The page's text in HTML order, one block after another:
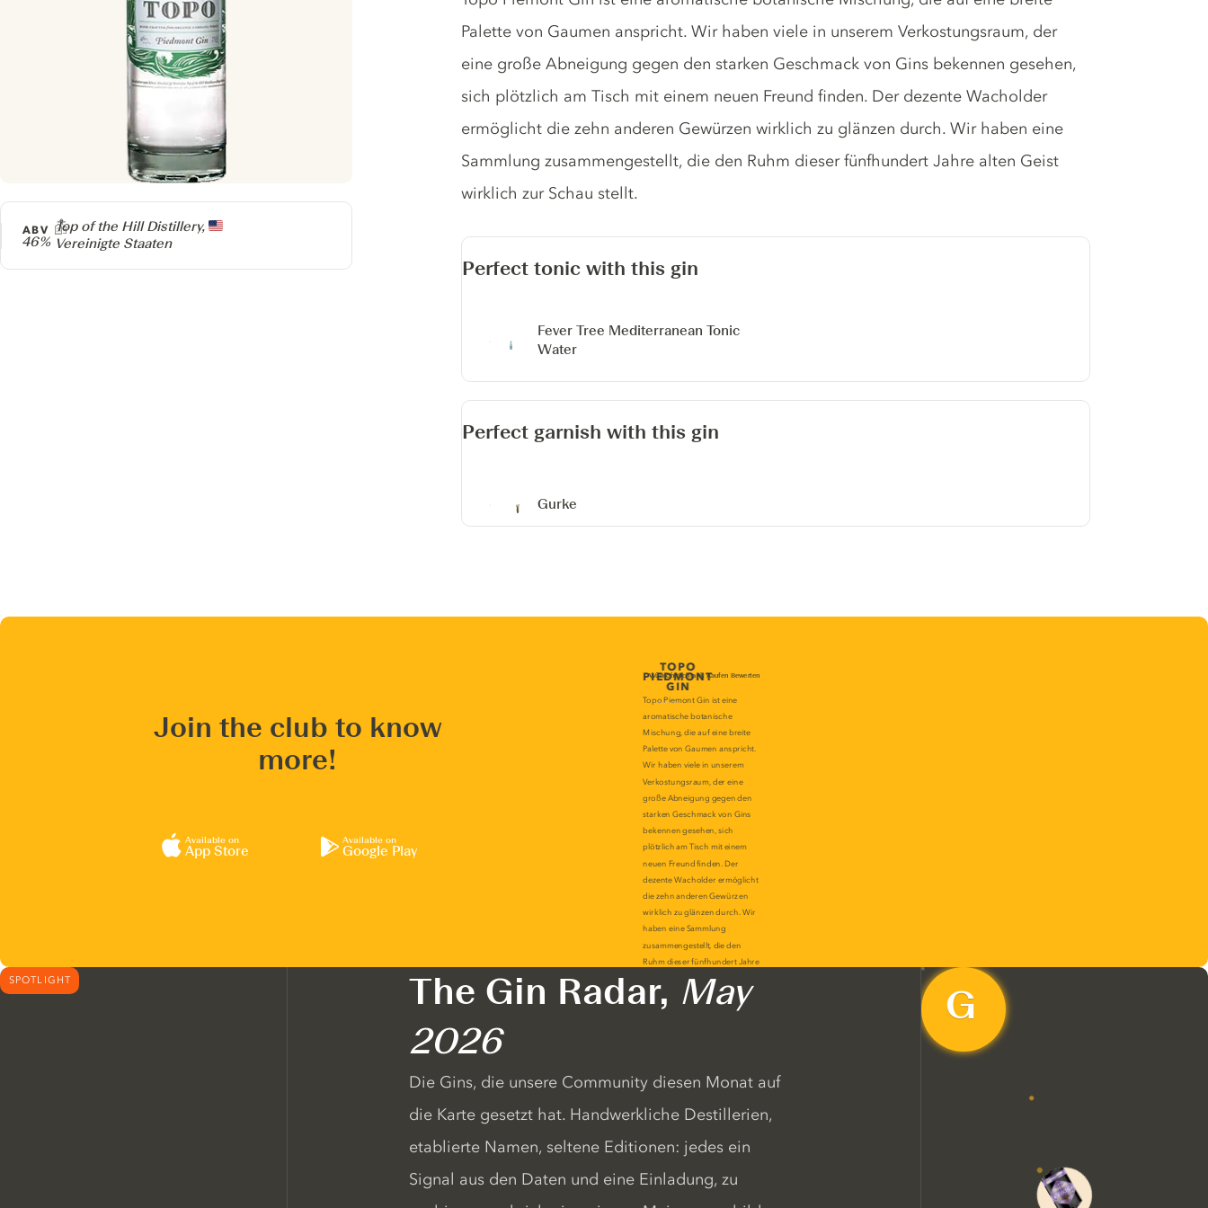
Producer
Top of the Hill Distillery,
Vereinigte Staaten
ABV
46%
Palette von Gaumen anspricht. Wir haben viele in unserem Verkostungsraum, der
eine große Abneigung gegen den starken Geschmack von Gins bekennen gesehen,
sich plötzlich am Tisch mit einem neuen Freund finden. Der dezente Wacholder
ermöglicht die zehn anderen Gewürzen wirklich zu glänzen durch. Wir haben eine
Sammlung zusammengestellt, die den Ruhm dieser fünfhundert Jahre alten Geist
wirklich zur Schau stellt.
Perfect tonic with this gin
Fever Tree Mediterranean Tonic
Water
Perfect garnish with this gin
Gurke
Join the club to know
more!
Available on
App Store
Available on
Google Play
SPOTLIGHT The Gin Radar, May
2026
Die Gins, die unsere Community diesen Monat auf
die Karte gesetzt hat. Handwerkliche Destillerien,
etablierte Namen, seltene Editionen: jedes ein
Signal aus den Daten und eine Einladung, zu